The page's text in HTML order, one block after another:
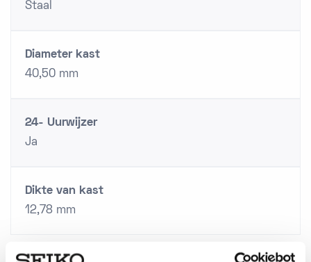
Staal
Diameter kast
40,50 mm
24- Uurwijzer
Ja
Dikte van kast
12,78 mm